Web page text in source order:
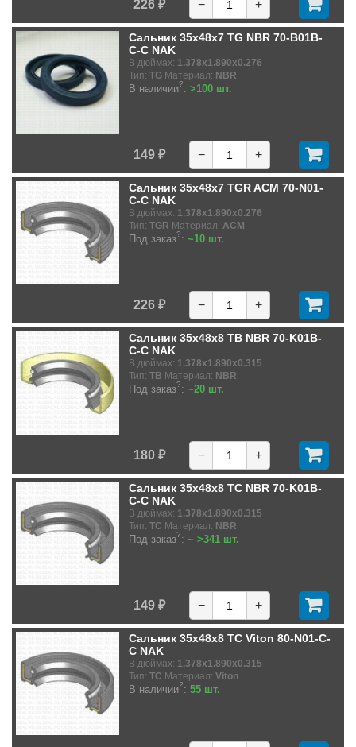
226 ₽ − +
Сальник 35x48x7 TG NBR 70-B01B-
C-C NAK
В дюймах: 1.378x1.890x0.276
Тип: TG Материал: NBR
В наличии?: >100 шт.
149 ₽ − +
Сальник 35x48x7 TGR ACM 70-N01-
C-C NAK
В дюймах: 1.378x1.890x0.276
Тип: TGR Материал: ACM
Под заказ?: ~10 шт.
226 ₽ − +
Сальник 35x48x8 TB NBR 70-K01B-
C-C NAK
В дюймах: 1.378x1.890x0.315
Тип: TB Материал: NBR
Под заказ?: ~20 шт.
180 ₽ − +
Сальник 35x48x8 TC NBR 70-K01B-
C-C NAK
В дюймах: 1.378x1.890x0.315
Тип: TC Материал: NBR
Под заказ?: ~ >341 шт.
149 ₽ − +
Сальник 35x48x8 TC Viton 80-N01-C-
C NAK
В дюймах: 1.378x1.890x0.315
Тип: TC Материал: Viton
В наличии?: 55 шт.